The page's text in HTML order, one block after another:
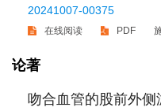
20241007-00375
在线阅读 PDF
论著
吻合血管的股前外侧